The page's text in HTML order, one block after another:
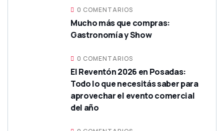
0 COMENTARIOS
Mucho más que compras:
Gastronomía y Show
0 COMENTARIOS
El Reventón 2026 en Posadas:
Todo lo que necesitás saber para
aprovechar el evento comercial
del año